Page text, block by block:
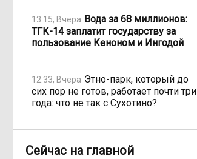
13:15, Вчера Вода за 68 миллионов:
ТГК-14 заплатит государству за
пользование Кеноном и Ингодой
12:33, Вчера Этно-парк, который до
сих пор не готов, работает почти три
года: что не так с Сухотино?
две недели: как Забайкалье
Сейчас на главной